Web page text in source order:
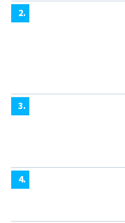
2.
3.
4.